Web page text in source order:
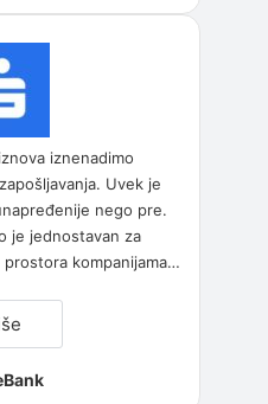
iznenadimo
Uvek je
nego pre.
je jednostavan za
kompanijama…
“ErsteBank”